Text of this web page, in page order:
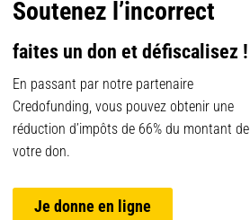
Soutenez l’incorrect
faites un don et défiscalisez !
En passant par notre partenaire
Credofunding, vous pouvez obtenir une
réduction d’impôts de 66% du montant de
votre don.
Je donne en ligne